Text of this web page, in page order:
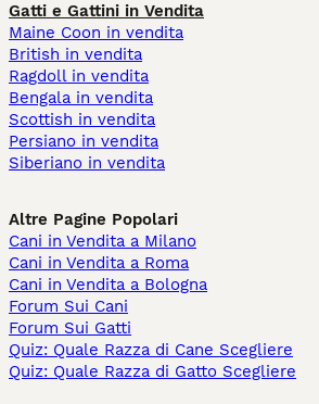
Gatti e Gattini in Vendita
Maine Coon in vendita
British in vendita
Ragdoll in vendita
Bengala in vendita
Scottish in vendita
Persiano in vendita
Siberiano in vendita
Altre Pagine Popolari
Cani in Vendita a Milano
Cani in Vendita a Roma
Cani in Vendita a Bologna
Forum Sui Cani
Forum Sui Gatti
Quiz: Quale Razza di Cane Scegliere
Quiz: Quale Razza di Gatto Scegliere